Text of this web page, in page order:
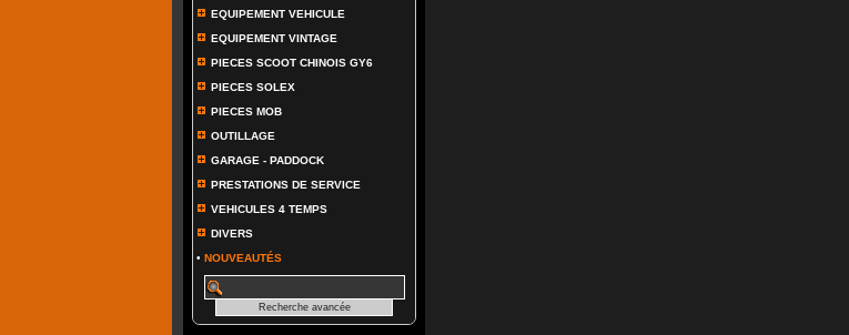
EQUIPEMENT VEHICULE
EQUIPEMENT VINTAGE
PIECES SCOOT CHINOIS GY6
PIECES SOLEX
PIECES MOB
OUTILLAGE
GARAGE - PADDOCK
PRESTATIONS DE SERVICE
VEHICULES 4 TEMPS
DIVERS
• NOUVEAUTÉS